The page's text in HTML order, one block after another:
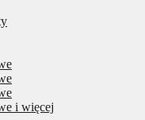
i więcej